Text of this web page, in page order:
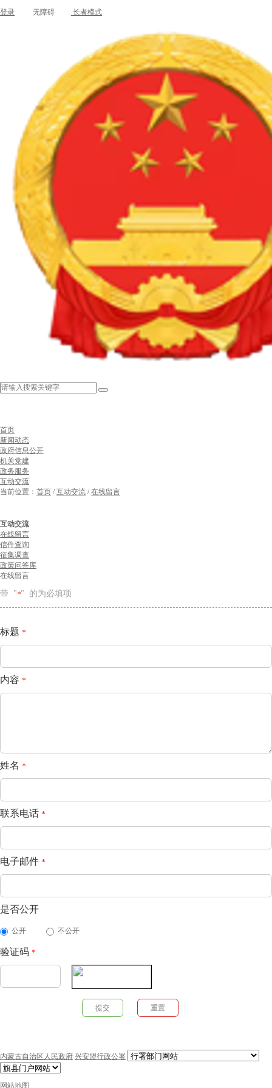
登录 无障碍 长者模式
首页
新闻动态
政府信息公开
机关党建
政务服务
互动交流
当前位置： 首页 /互动交流 /在线留言
互动交流
在线留言
信件查询
征集调查
政策问答库
在线留言
带 "*" 的为必填项
标题 *
内容 *
姓名 *
联系电话 *
电子邮件 *
是否公开
公开 不公开
验证码 *
内蒙古自治区人民政府 兴安盟行政公署
网站地图